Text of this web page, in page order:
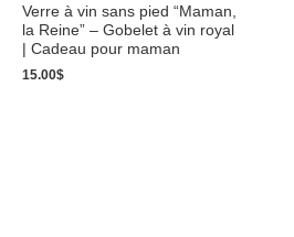
Verre à vin sans pied “Maman,
la Reine” – Gobelet à vin royal
| Cadeau pour maman
15.00$